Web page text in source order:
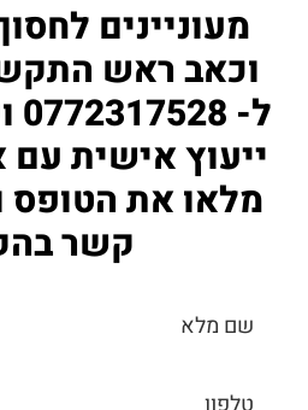
מעוניינים
וכאב ראש
ייעוץ אישית עם
מלאו את הטופס
קשר